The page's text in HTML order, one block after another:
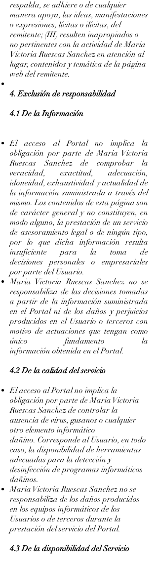
respalda, se adhiere o de cualquier
manera apoya, las ideas, manifestaciones
o expresiones, lícitas o ilícitas, del
remitente; (III) resulten inapropiados o
no pertinentes con la actividad de Maria
Victoria Ruescas Sanchez en atención al
lugar, contenidos y temática de la página
web del remitente.
4. Exclusión de responsabilidad
4.1 De la Información
El acceso al Portal no implica la
obligación por parte de Maria Victoria
Ruescas Sanchez de comprobar la
veracidad, exactitud, adecuación,
idoneidad, exhaustividad y actualidad de
la información suministrada a través del
mismo. Los contenidos de esta página son
de carácter general y no constituyen, en
modo alguno, la prestación de un servicio
de asesoramiento legal o de ningún tipo,
por lo que dicha información resulta
insuficiente para la toma de
decisiones personales o empresariales
por parte del Usuario.
Maria Victoria Ruescas Sanchez no se
responsabiliza de las decisiones tomadas
a partir de la información suministrada
en el Portal ni de los daños y perjuicios
producidos en el Usuario o terceros con
motivo de actuaciones que tengan como
único fundamento la
información obtenida en el Portal.
4.2 De la calidad del servicio
El acceso al Portal no implica la
obligación por parte de Maria Victoria
Ruescas Sanchez de controlar la
ausencia de virus, gusanos o cualquier
otro elemento informático
dañino. Corresponde al Usuario, en todo
caso, la disponibilidad de herramientas
adecuadas para la detección y
desinfección de programas informáticos
dañinos.
Maria Victoria Ruescas Sanchez no se
responsabiliza de los daños producidos
en los equipos informáticos de los
Usuarios o de terceros durante la
prestación del servicio del Portal.
4.3 De la disponibilidad del Servicio